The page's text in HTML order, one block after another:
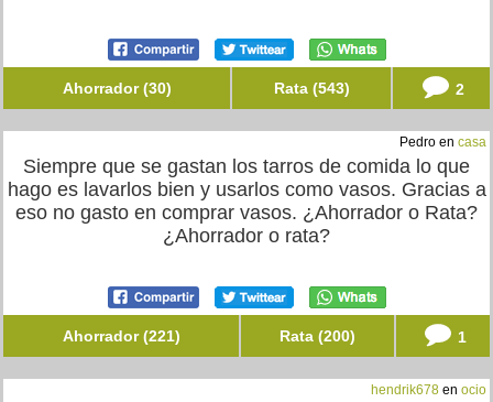
Ahorrador (30) Rata (543) 2
Pedro en casa
Siempre que se gastan los tarros de comida lo que
hago es lavarlos bien y usarlos como vasos. Gracias a
eso no gasto en comprar vasos. ¿Ahorrador o Rata?
¿Ahorrador o rata?
Ahorrador (221) Rata (200) 1
hendrik678 en ocio